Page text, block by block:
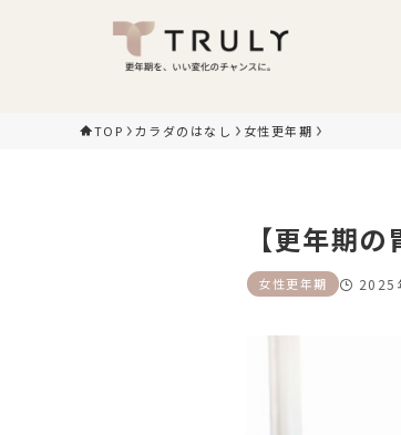
TOP カラダのはなし 女性更年期
【更年期
女性更年期 2025